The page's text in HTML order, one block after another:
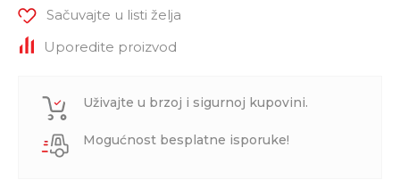
Sačuvajte u listi želja
Uporedite proizvod
Uživajte u brzoj i sigurnoj kupovini.
Mogućnost besplatne isporuke!